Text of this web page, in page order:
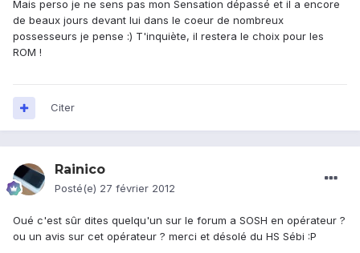
Mais perso je ne sens pas mon Sensation dépassé et il a encore
de beaux jours devant lui dans le coeur de nombreux
possesseurs je pense :) T'inquiète, il restera le choix pour les
ROM !
Citer
Rainico
Posté(e) 27 février 2012
Oué c'est sûr dites quelqu'un sur le forum a SOSH en opérateur ?
ou un avis sur cet opérateur ? merci et désolé du HS Sébi :P